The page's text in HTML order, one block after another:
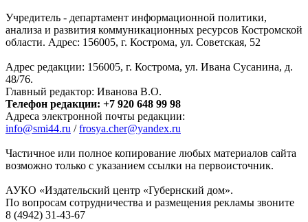
Учредитель - департамент информационной политики,
анализа и развития коммуникационных ресурсов Костромской
области. Адрес: 156005, г. Кострома, ул. Советская, 52
Адрес редакции: 156005, г. Кострома, ул. Ивана Сусанина, д.
48/76.
Главный редактор: Иванова В.О.
Телефон редакции: +7 920 648 99 98
Адреса электронной почты редакции:
info@smi44.ru /frosya.cher@yandex.ru
Частичное или полное копирование любых материалов сайта
возможно только с указанием ссылки на первоисточник.
АУКО «Издательский центр «Губернский дом».
По вопросам сотрудничества и размещения рекламы звоните
8 (4942) 31-43-67